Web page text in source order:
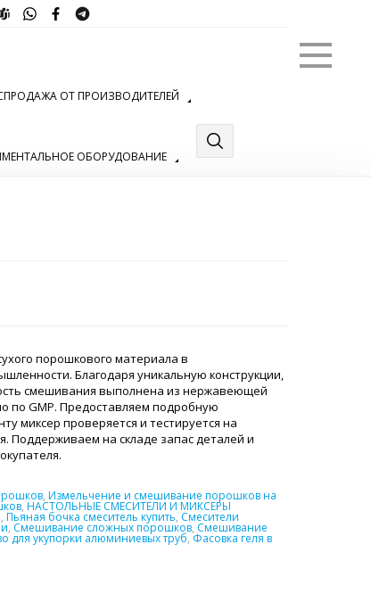
ОТ ПРОИЗВОДИТЕЛЕЙ
ОБОРУДОВАНИЕ
порошкового материала в
Благодаря уникальную конструкции,
смешивания выполнена из нержавеющей
по GMP. Предоставляем подробную
миксер проверяется и тестируется на
Поддерживаем на складе запас деталей и
, Измельчение и смешивание порошков на
, НАСТОЛЬНЫЕ СМЕСИТЕЛИ И МИКСЕРЫ
, Пьяная бочка смеситель купить, Смесители
, Смешивание сложных порошков, Смешивание
для укупорки алюминиевых труб,Фасовка геля в